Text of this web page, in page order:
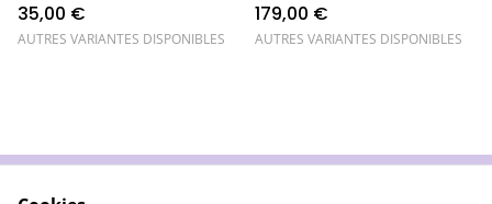
35,00 €
AUTRES VARIANTES DISPONIBLES
179,00 €
AUTRES VARIANTES DISPONIBLES